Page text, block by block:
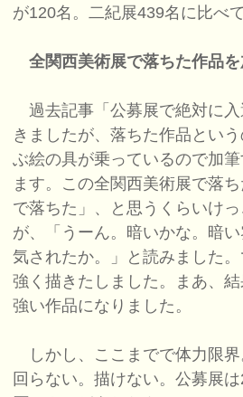
が120名。二紀展439名に比べ
全関西美術展で落ちた作品
過去記事「公募展で絶対に
きましたが、落ちた作品とい
ぶ絵の具が乗っているので加
ます。この全関西美術展で落
で落ちた」、と思うくらいけ
が、「うーん。暗いかな。暗
気されたか。」と読みました
強く描きたしました。まあ、
強い作品になりました。
しかし、ここまでで体力限
回らない。描けない。公募展